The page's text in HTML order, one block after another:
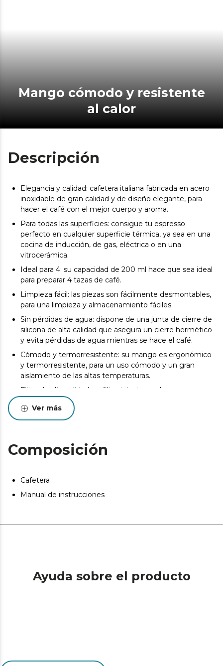
Mango cómodo y resistente
al calor
Descripción
Elegancia y calidad: cafetera italiana fabricada en acero
inoxidable de gran calidad y de diseño elegante, para
hacer el café con el mejor cuerpo y aroma.
Para todas las superficies: consigue tu espresso
perfecto en cualquier superficie térmica, ya sea en una
cocina de inducción, de gas, eléctrica o en una
vitrocerámica.
Ideal para 4: su capacidad de 200 ml hace que sea ideal
para preparar 4 tazas de café.
Limpieza fácil: las piezas son fácilmente desmontables,
para una limpieza y almacenamiento fáciles.
Sin pérdidas de agua: dispone de una junta de cierre de
silicona de alta calidad que asegura un cierre hermético
y evita pérdidas de agua mientras se hace el café.
Cómodo y termorresistente: su mango es ergonómico
y termorresistente, para un uso cómodo y un gran
aislamiento de las altas temperaturas.
Filtro de alta calidad: su filtro interior es de acero
inoxidable de alta calidad para lograr el café más puro y
tradicional.
introducir, para una mayor prevención.
Ver más
Composición
Cafetera
Manual de instrucciones
Ayuda sobre el producto